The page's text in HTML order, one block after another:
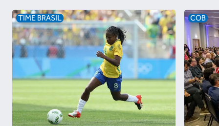
TIME BRASIL COB